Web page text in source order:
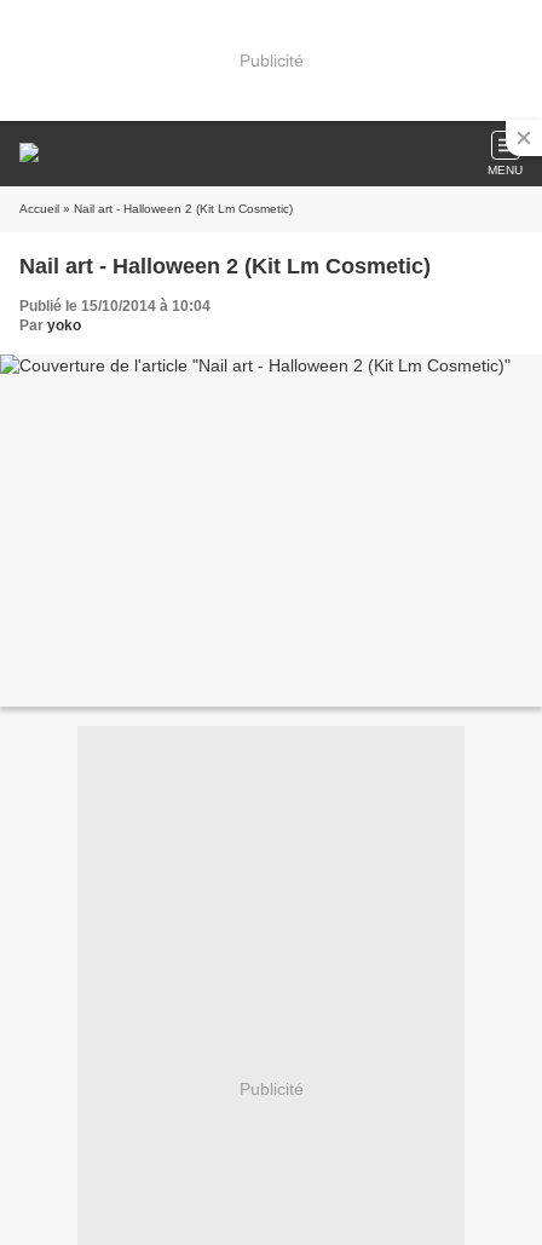
Publicité
MENU
Accueil » Nail art - Halloween 2 (Kit Lm Cosmetic)
Nail art - Halloween 2 (Kit Lm Cosmetic)
Publié le 15/10/2014 à 10:04
Par yoko
Publicité